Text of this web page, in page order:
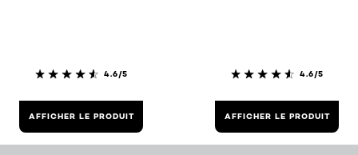
4.6/5
AFFICHER LE PRODUIT
4.6/5
AFFICHER LE PRODUIT